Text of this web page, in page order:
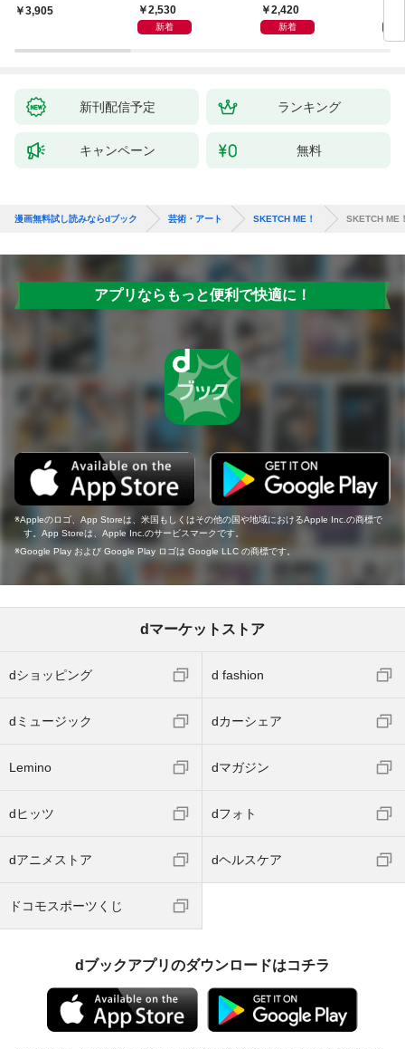
ス3,905
ころ2,530
新着
く」から「思い通りに
描く」へ
2,420
新着
新刊配信予定 ランキング
キャンペーン 無料
漫画無料試し読みならdブック 芸術・アート SKETCH ME！ SKETCH ME
アプリならもっと便利で快適に！
Appleのロゴ、App Storeは、米国もしくはその他の国や地域におけるApple Inc.の商標で
す。App Storeは、Apple Inc.のサービスマークです。
Google Play および Google Play ロゴは Google LLC の商標です。
dマーケットストア
dショッピング d fashion
dミュージック dカーシェア
Lemino dマガジン
dヒッツ dフォト
dアニメストア dヘルスケア
ドコモスポーツくじ
dブックアプリのダウンロードはコチラ